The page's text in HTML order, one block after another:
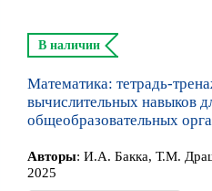
В наличии
Математика: тетрадь-
вычислительных навыков
общеобразовательных
Авторы: И.А. Бакка, Т.М.
2025